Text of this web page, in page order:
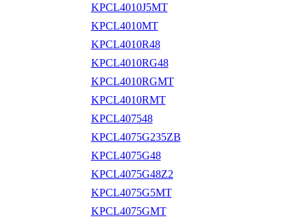
KPCL4010J5MT
KPCL4010MT
KPCL4010R48
KPCL4010RG48
KPCL4010RGMT
KPCL4010RMT
KPCL407548
KPCL4075G235ZB
KPCL4075G48
KPCL4075G48Z2
KPCL4075G5MT
KPCL4075GMT